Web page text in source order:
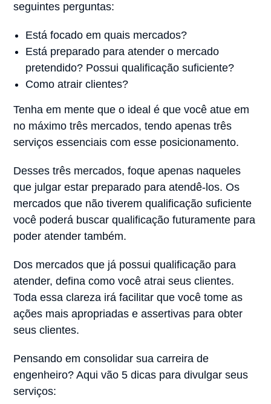
seguintes perguntas:
Está focado em quais mercados?
Está preparado para atender o mercado
pretendido? Possui qualificação suficiente?
Como atrair clientes?
Tenha em mente que o ideal é que você atue em
no máximo três mercados, tendo apenas três
serviços essenciais com esse posicionamento.
Desses três mercados, foque apenas naqueles
que julgar estar preparado para atendê-los. Os
mercados que não tiverem qualificação suficiente
você poderá buscar qualificação futuramente para
poder atender também.
Dos mercados que já possui qualificação para
atender, defina como você atrai seus clientes.
Toda essa clareza irá facilitar que você tome as
ações mais apropriadas e assertivas para obter
seus clientes.
Pensando em consolidar sua carreira de
engenheiro? Aqui vão 5 dicas para divulgar seus
serviços: